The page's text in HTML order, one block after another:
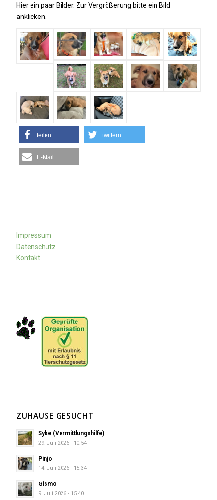
Hier ein paar Bilder. Zur Vergrößerung bitte ein Bild
anklicken.
teilen twittern
E-Mail
Impressum
Datenschutz
Kontakt
ZUHAUSE GESUCHT
Syke (Vermittlungshilfe)
29. Juli 2026 - 10:54
Pinjo
14. Juli 2026 - 15:34
Gismo
9. Juli 2026 - 15:40